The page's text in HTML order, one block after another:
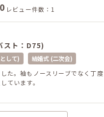
レビュー件数：1
スト：D75)
して)
結婚式 (二次会)
た。袖もノースリーブでなく丁度
ています。